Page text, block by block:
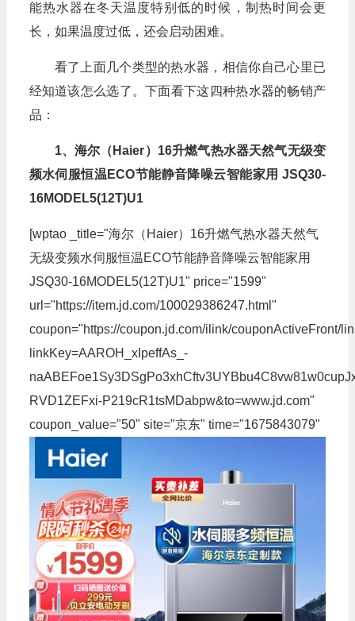
能热水器在冬天温度特别低的时候，制热时间会更
长，如果温度过低，还会启动困难。
看了上面几个类型的热水器，相信你自己心里已
经知道该怎么选了。下面看下这四种热水器的畅销产
品：
1、海尔（Haier）16升燃气热水器天然气无级变
频水伺服恒温ECO节能静音降噪云智能家用 JSQ30-
16MODEL5(12T)U1
[wptao _title="海尔（Haier）16升燃气热水器天然气
无级变频水伺服恒温ECO节能静音降噪云智能家用
JSQ30-16MODEL5(12T)U1" price="1599"
url="https://item.jd.com/100029386247.html"
coupon="https://coupon.jd.com/ilink/couponActiveFront/
linkKey=AAROH_xIpeffAs_-
RVD1ZEFxi-P219cR1tsMDabpw&to=www.jd.com"
coupon_value="50" site="京东" time="1675843079"